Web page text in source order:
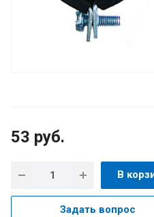
53 руб.
В
Задать вопрос